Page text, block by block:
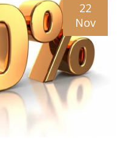
22
Nov